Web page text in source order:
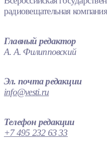
радиовещательная
Главный редактор
А. А. Филипповский
Эл. почта редакции
info@vesti.ru
Телефон редакции
+7 495 232 63 33